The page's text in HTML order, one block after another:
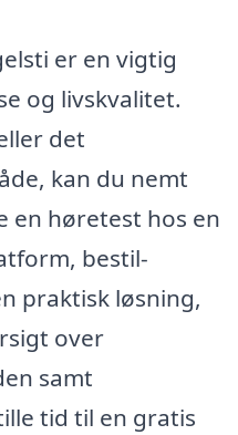
er en vigtig
og livskvalitet.
det
kan du nemt
en høretest hos en
bestil-
praktisk løsning,
over
samt
tid til en gratis